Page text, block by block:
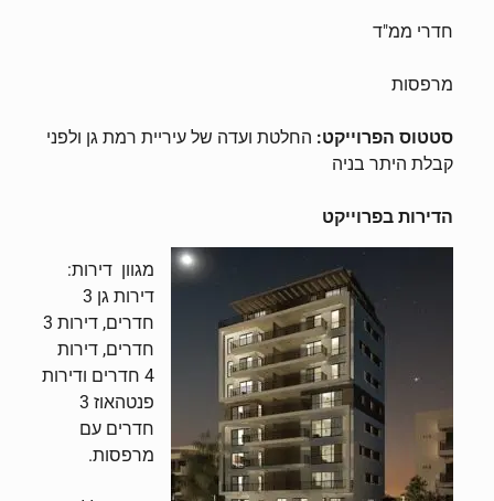
חדרי ממ"ד
מרפסות
סטטוס הפרוייקט: החלטת ועדה של עיריית רמת גן ולפני
קבלת היתר בניה
הדירות בפרוייקט
מגוון דירות:
דירות גן 3
חדרים, דירות 3
חדרים, דירות
4 חדרים ודירות
פנטהאוז 3
חדרים עם
מרפסות.